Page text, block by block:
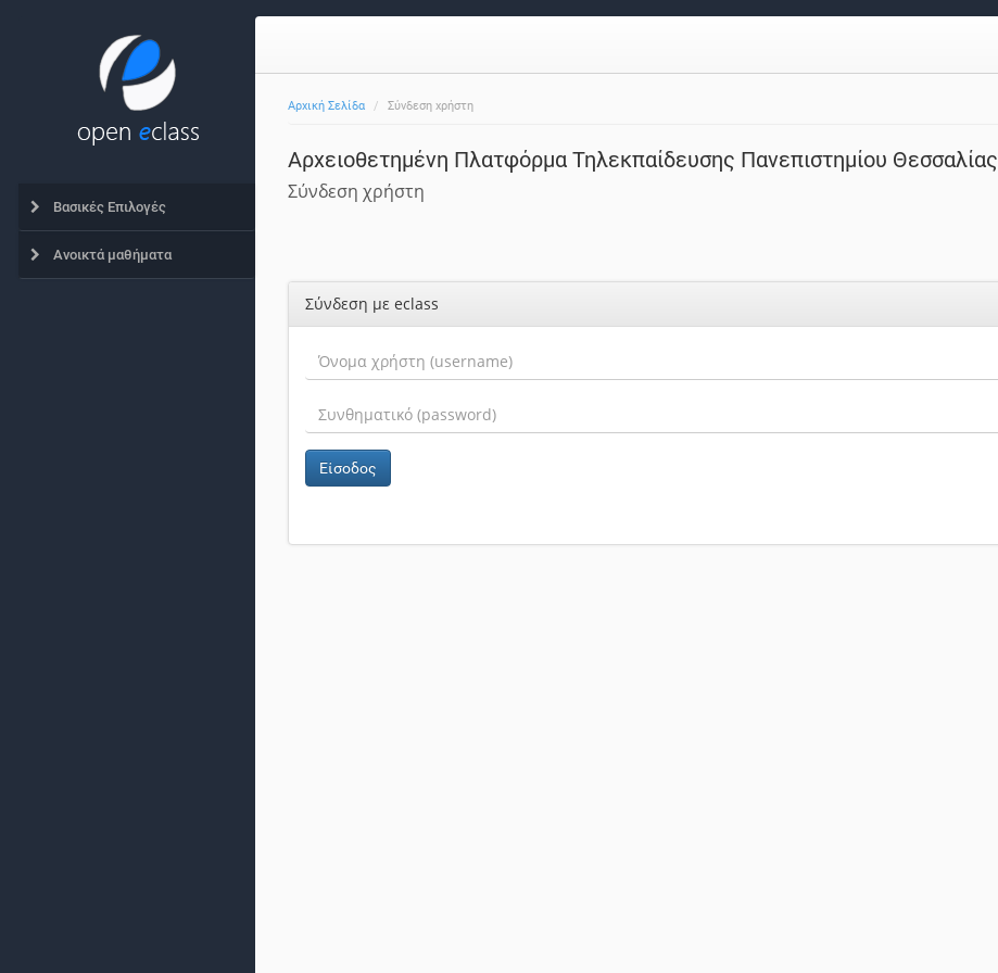
Αρχική Σελίδα Σύνδεση χρήστη
Αρχειοθετημένη Πλατφόρμα Τηλεκπαίδευσης Πανεπιστημίου Θεσσαλίας
Σύνδεση χρήστη
Σύνδεση με eclass
Είσοδος
Βασικές Επιλογές
Ανοικτά μαθήματα